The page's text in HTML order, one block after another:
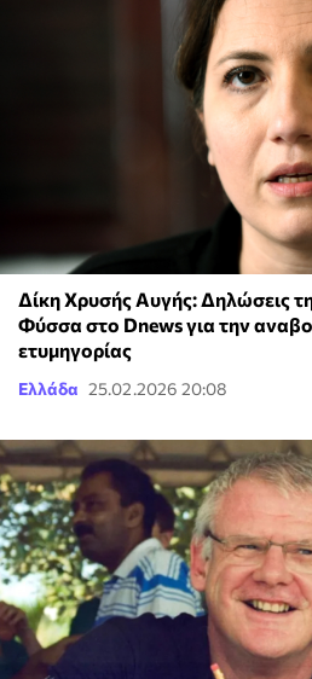
Δίκη Χρυσής Αυγής: Δηλώσεις
Φύσσα στο Dnews για την
ετυμηγορίας
Ελλάδα 25.02.2026 20:08